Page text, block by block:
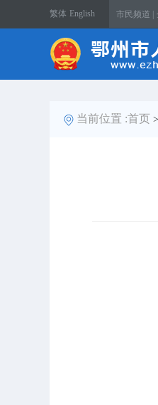
繁体 English 市民频道 |
当前位置 :首页 >